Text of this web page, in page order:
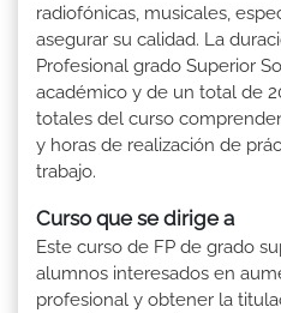
radiofónicas, musicales,
asegurar su calidad. La
Profesional grado Superior
académico y de un total de
totales del curso
y horas de realización de
trabajo.
Curso que se dirige a
Este curso de FP de grado
alumnos interesados en
profesional y obtener la